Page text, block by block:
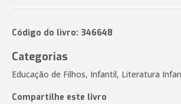
Código do livro: 346648
Categorias
Educação de Filhos, Infantil, Literatura
Compartilhe este livro